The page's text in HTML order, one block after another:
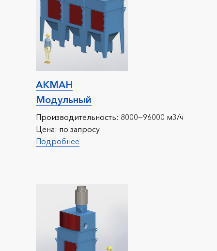
АКМАН
Модульный
Производительность: 8000—96000 м3/ч
Цена: по запросу
Подробнее